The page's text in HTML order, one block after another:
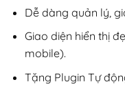
Dễ dàng quản lý,
Giao diện hiển thị
mobile).
Tặng Plugin Tự